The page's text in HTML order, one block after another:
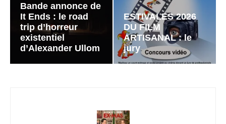
Bande annonce de
It Ends : le road
trip d’horreur
existentiel
d’Alexander Ullom
ESTIVALES 2026
DU FILM
ARTISANAL : le
jury